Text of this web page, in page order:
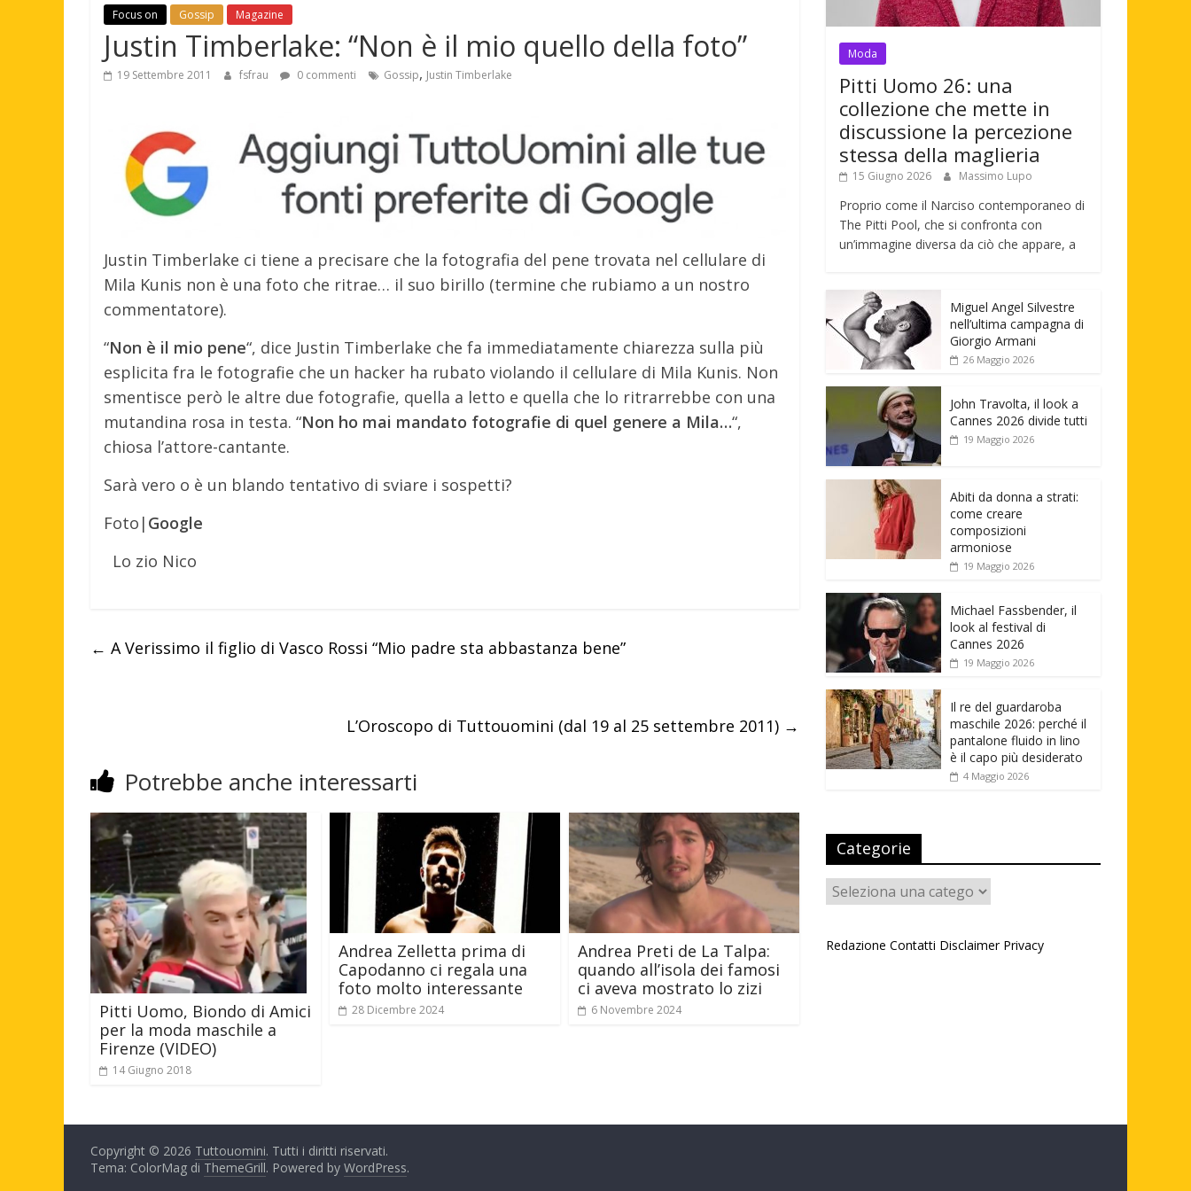
Focus on Gossip Magazine
Justin Timberlake: “Non è il mio quello della foto”
19 Settembre 2011 fsfrau 0 commenti Gossip, Justin Timberlake
Justin Timberlake ci tiene a precisare che la fotografia del pene trovata nel cellulare di
Mila Kunis non è una foto che ritrae… il suo birillo (termine che rubiamo a un nostro
commentatore).
“Non è il mio pene“, dice Justin Timberlake che fa immediatamente chiarezza sulla più
esplicita fra le fotografie che un hacker ha rubato violando il cellulare di Mila Kunis. Non
smentisce però le altre due fotografie, quella a letto e quella che lo ritrarrebbe con una
mutandina rosa in testa. “Non ho mai mandato fotografie di quel genere a Mila…“,
chiosa l’attore-cantante.
Sarà vero o è un blando tentativo di sviare i sospetti?
Foto| Google
Lo zio Nico
← A Verissimo il figlio di Vasco Rossi “Mio padre sta abbastanza bene”
L’Oroscopo di Tuttouomini (dal 19 al 25 settembre 2011) →
Potrebbe anche interessarti
Pitti Uomo, Biondo di Amici
per la moda maschile a
Firenze (VIDEO)
14 Giugno 2018
Andrea Zelletta prima di
Capodanno ci regala una
foto molto interessante
28 Dicembre 2024
Andrea Preti de La Talpa:
quando all’isola dei famosi
ci aveva mostrato lo zizi
6 Novembre 2024
Moda
Pitti Uomo 26: una
collezione che mette in
discussione la percezione
stessa della maglieria
15 Giugno 2026 Massimo Lupo
Proprio come il Narciso contemporaneo di
The Pitti Pool, che si confronta con
un’immagine diversa da ciò che appare, a
Miguel Angel Silvestre
nell’ultima campagna di
Giorgio Armani
26 Maggio 2026
John Travolta, il look a
Cannes 2026 divide tutti
19 Maggio 2026
Abiti da donna a strati:
come creare
composizioni
armoniose
19 Maggio 2026
Michael Fassbender, il
look al festival di
Cannes 2026
19 Maggio 2026
Il re del guardaroba
maschile 2026: perché il
pantalone fluido in lino
è il capo più desiderato
4 Maggio 2026
Categorie
Categorie
Redazione Contatti Disclaimer Privacy
Copyright © 2026 Tuttouomini. Tutti i diritti riservati.
Tema: ColorMag di ThemeGrill. Powered by WordPress.